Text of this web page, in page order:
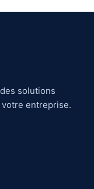
solutions
entreprise.